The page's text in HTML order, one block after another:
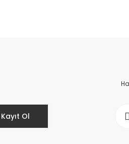
Kayıt Ol